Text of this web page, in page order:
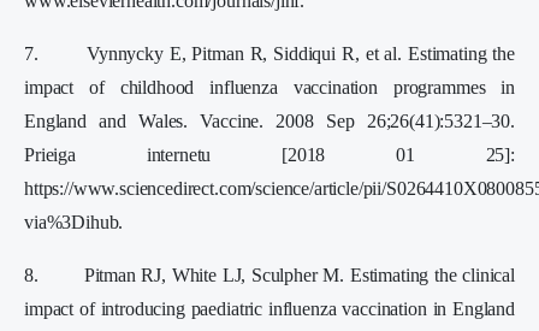
7. Vynnycky E, Pitman R, Siddiqui R, et al. Estimating the
impact of childhood influenza vaccination programmes in
England and Wales. Vaccine. 2008 Sep 26;26(41):5321–30.
Prieiga internetu [2018 01 25]:
https://www.sciencedirect.com/science/article/pii/
via%3Dihub.
8. Pitman RJ, White LJ, Sculpher M. Estimating the clinical
impact of introducing paediatric influenza vaccination in England